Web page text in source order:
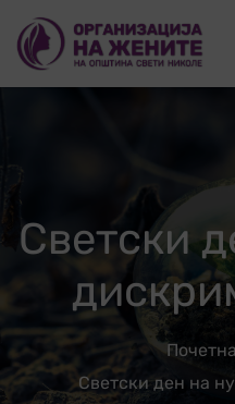
Светски
Почетна
Светски ден на